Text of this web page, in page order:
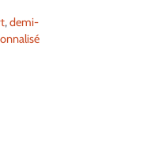
,demi-